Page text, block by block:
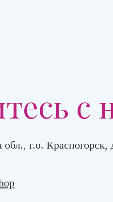
с
г.о. Красногорск,